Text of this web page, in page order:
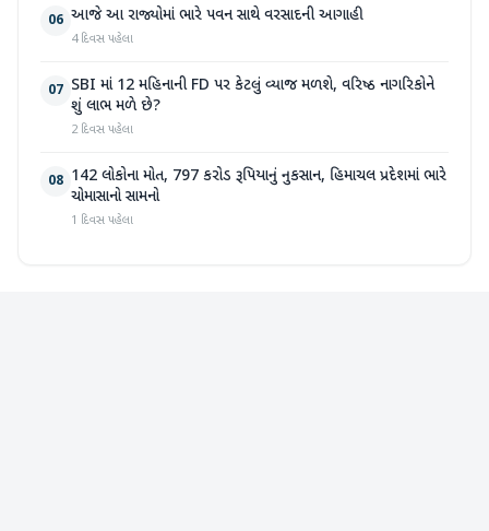
06 આજે આ રાજ્યોમાં ભારે પવન સાથે વરસાદની આગાહી
4 દિવસ પહેલા
07 SBI માં 12 મહિનાની FD પર કેટલું વ્યાજ મળશે, વરિષ્ઠ નાગરિકોને
શું લાભ મળે છે?
2 દિવસ પહેલા
08 142 લોકોના મોત, 797 કરોડ રૂપિયાનું નુકસાન, હિમાચલ પ્રદેશમાં ભારે
ચોમાસાનો સામનો
1 દિવસ પહેલા